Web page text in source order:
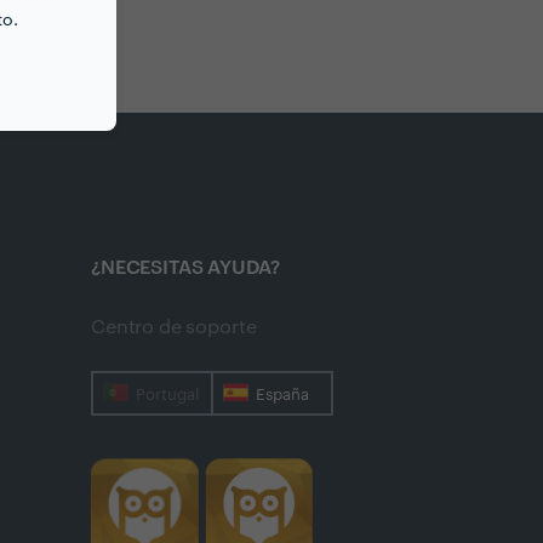
¿NECESITAS AYUDA?
Centro de soporte
Portugal España